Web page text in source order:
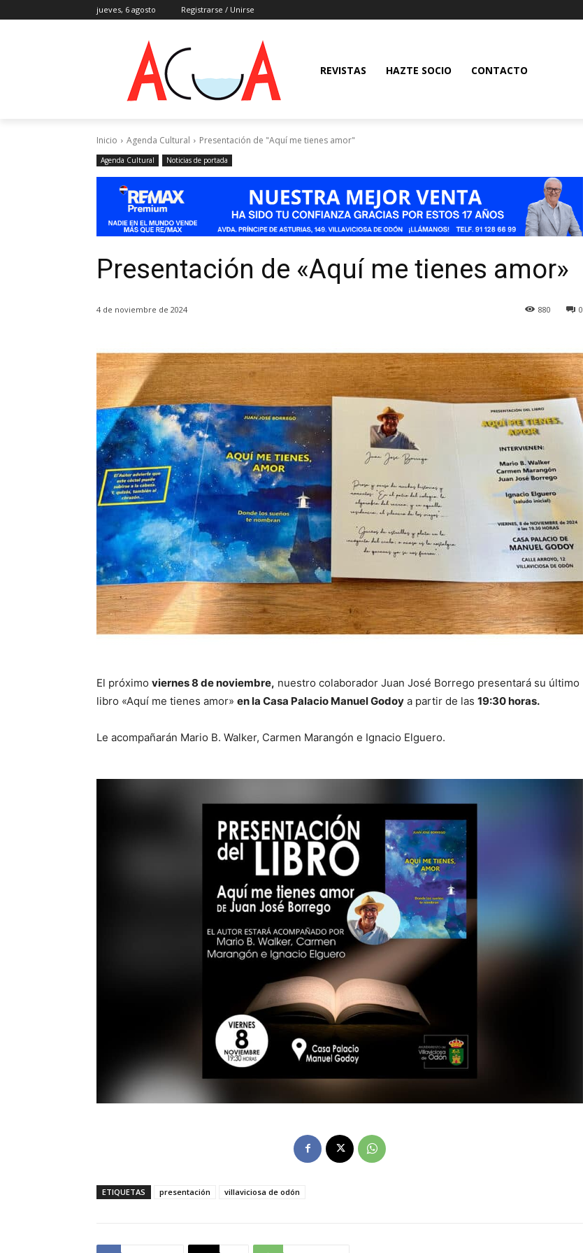
jueves, 6 agosto Registrarse / Unirse
REVISTAS HAZTE SOCIO CONTACTO
Inicio Agenda Cultural Presentación de "Aquí me tienes amor"
Agenda Cultural Noticias de portada
Presentación de «Aquí me tienes amor»
4 de noviembre de 2024 0
880
El próximo viernes 8 de noviembre, nuestro colaborador Juan José Borrego presentará su último
libro «Aquí me tienes amor» en la Casa Palacio Manuel Godoy a partir de las 19:30 horas.
Le acompañarán Mario B. Walker, Carmen Marangón e Ignacio Elguero.
ETIQUETAS presentación villaviciosa de odón